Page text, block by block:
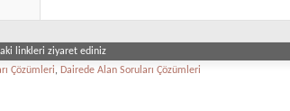
linkleri ziyaret ediniz
Çözümleri, Dairede Alan Soruları Çözümleri